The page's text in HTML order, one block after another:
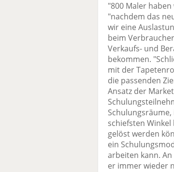
"800 Maler
"nachdem das
wir eine
beim
Verkaufs- und
bekommen.
mit der
die passenden
Ansatz der
schiefsten
gelöst werden
ein
arbeiten kann.
er immer wieder